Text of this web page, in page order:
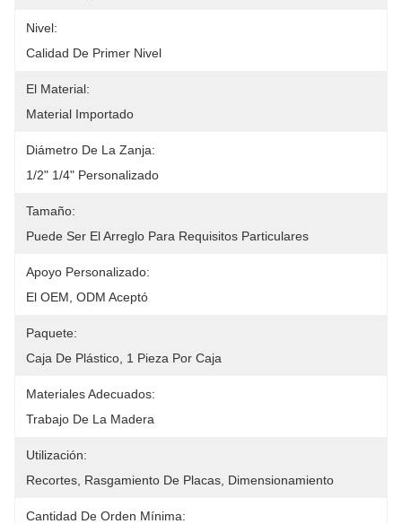
Nivel:
Calidad De Primer Nivel
El Material:
Material Importado
Diámetro De La Zanja:
1/2" 1/4" Personalizado
Tamaño:
Puede Ser El Arreglo Para Requisitos Particulares
Apoyo Personalizado:
El OEM, ODM Aceptó
Paquete:
Caja De Plástico, 1 Pieza Por Caja
Materiales Adecuados:
Trabajo De La Madera
Utilización:
Recortes, Rasgamiento De Placas, Dimensionamiento
Cantidad De Orden Mínima: